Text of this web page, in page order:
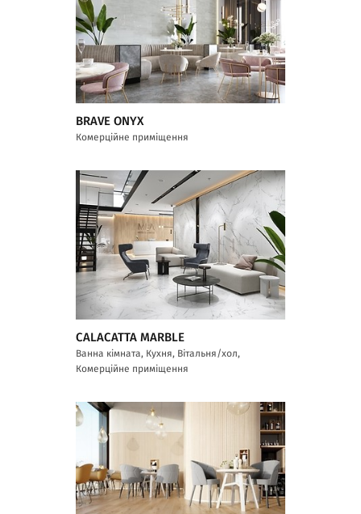
BRAVE ONYX
Комерційне приміщення
CALACATTA MARBLE
Ванна кімната, Кухня, Вітальня/хол,
Комерційне приміщення